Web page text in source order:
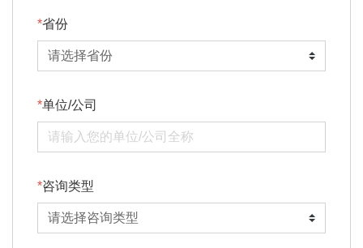
省份
单位/公司
咨询类型